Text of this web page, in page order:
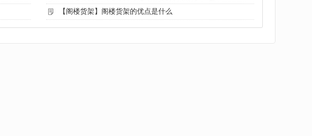
【阁楼货架】阁楼货架的优点是什么